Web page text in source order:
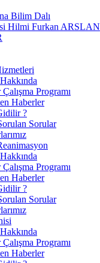
Bilim Dalı
Hilmi Furkan ARSLAN
Programı
Haberler
?
Sorular
Programı
Haberler
?
Sorular
Programı
Haberler